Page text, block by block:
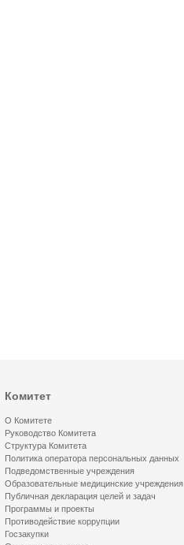
Комитет
О Комитете
Руководство Комитета
Структура Комитета
Политика оператора персональных данных
Подведомственные учреждения
Образовательные медицинские учреждения
Публичная декларация целей и задач
Программы и проекты
Противодействие коррупции
Госзакупки